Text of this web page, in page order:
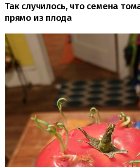
Так случилось, что семена
прямо из плода